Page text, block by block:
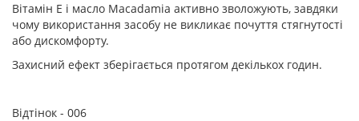
Вітамін Е і масло Macadamia активно зволожують, завдяки
чому використання засобу не викликає почуття стягнутості
або дискомфорту.
Захисний ефект зберігається протягом декількох годин.
Відтінок - 006